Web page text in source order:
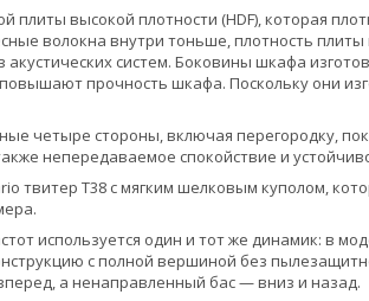
плиты высокой плотности (HDF), которая
волокна внутри тоньше, плотность
систем. Боковины шкафа
прочность шкафа. Поскольку они
четыре стороны, включая перегородку,
непередаваемое спокойствие и
твитер T38 с мягким шелковым куполом,
используется один и тот же динамик: в
с полной вершиной без
а ненаправленный бас — вниз и назад.